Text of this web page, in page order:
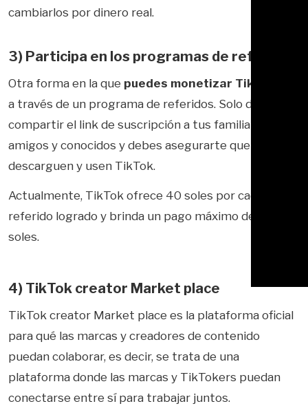
cambiarlos por dinero real.
3) Participa en los programas de referidos
Otra forma en la que puedes monetizar TikTok
a través de un programa de referidos. Solo debes
compartir el link de suscripción a tus familiares,
amigos y conocidos y debes asegurarte que se
descarguen y usen TikTok.
Actualmente, TikTok ofrece 40 soles por cada
referido logrado y brinda un pago máximo de 400
soles.
4) TikTok creator Market place
TikTok creator Market place es la plataforma oficial
para qué las marcas y creadores de contenido
puedan colaborar, es decir, se trata de una
plataforma donde las marcas y TikTokers puedan
conectarse entre sí para trabajar juntos.